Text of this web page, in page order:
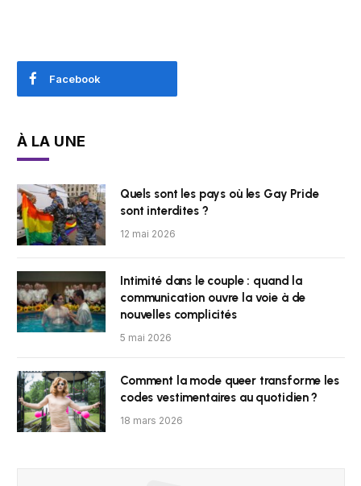
Facebook
À LA UNE
Quels sont les pays où les Gay Pride
sont interdites ?
12 mai 2026
Intimité dans le couple : quand la
communication ouvre la voie à de
nouvelles complicités
5 mai 2026
Comment la mode queer transforme les
codes vestimentaires au quotidien ?
18 mars 2026